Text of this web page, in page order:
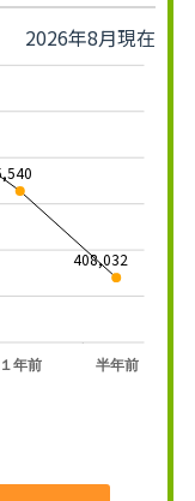
2026年8月現在
１年前 半年前
408,032